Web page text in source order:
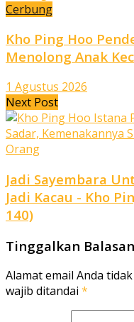
Cerbung
Kho Ping Hoo
Menolong Anak
1 Agustus 2026
Next Post
Jadi Sayembara
Jadi Kacau - Kho
140)
Tinggalkan Balasan
Alamat email Anda
wajib ditandai *